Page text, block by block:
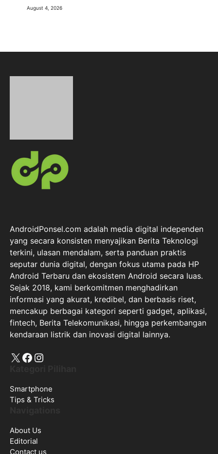
August 4, 2026
AndroidPonsel.com adalah media digital independen
yang secara konsisten menyajikan Berita Teknologi
Android Terbaru dan ekosistem Android secara luas.
Sejak 2018, kami berkomitmen menghadirkan
informasi yang akurat, kredibel, dan berbasis riset,
mencakup berbagai kategori seperti gadget, aplikasi,
fintech, Berita Telekomunikasi, hingga perkembangan
kendaraan listrik dan inovasi digital lainnya.
X Facebook
Instagram
Kategori Pilihan
Smartphone
Navigations
Editorial
Contact us
Disclaimer